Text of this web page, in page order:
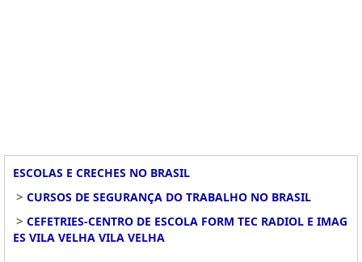
ESCOLAS E CRECHES NO BRASIL
> CURSOS DE SEGURANÇA DO TRABALHO NO BRASIL
> CEFETRIES-CENTRO DE ESCOLA FORM TEC RADIOL E IMAG
ES VILA VELHA VILA VELHA